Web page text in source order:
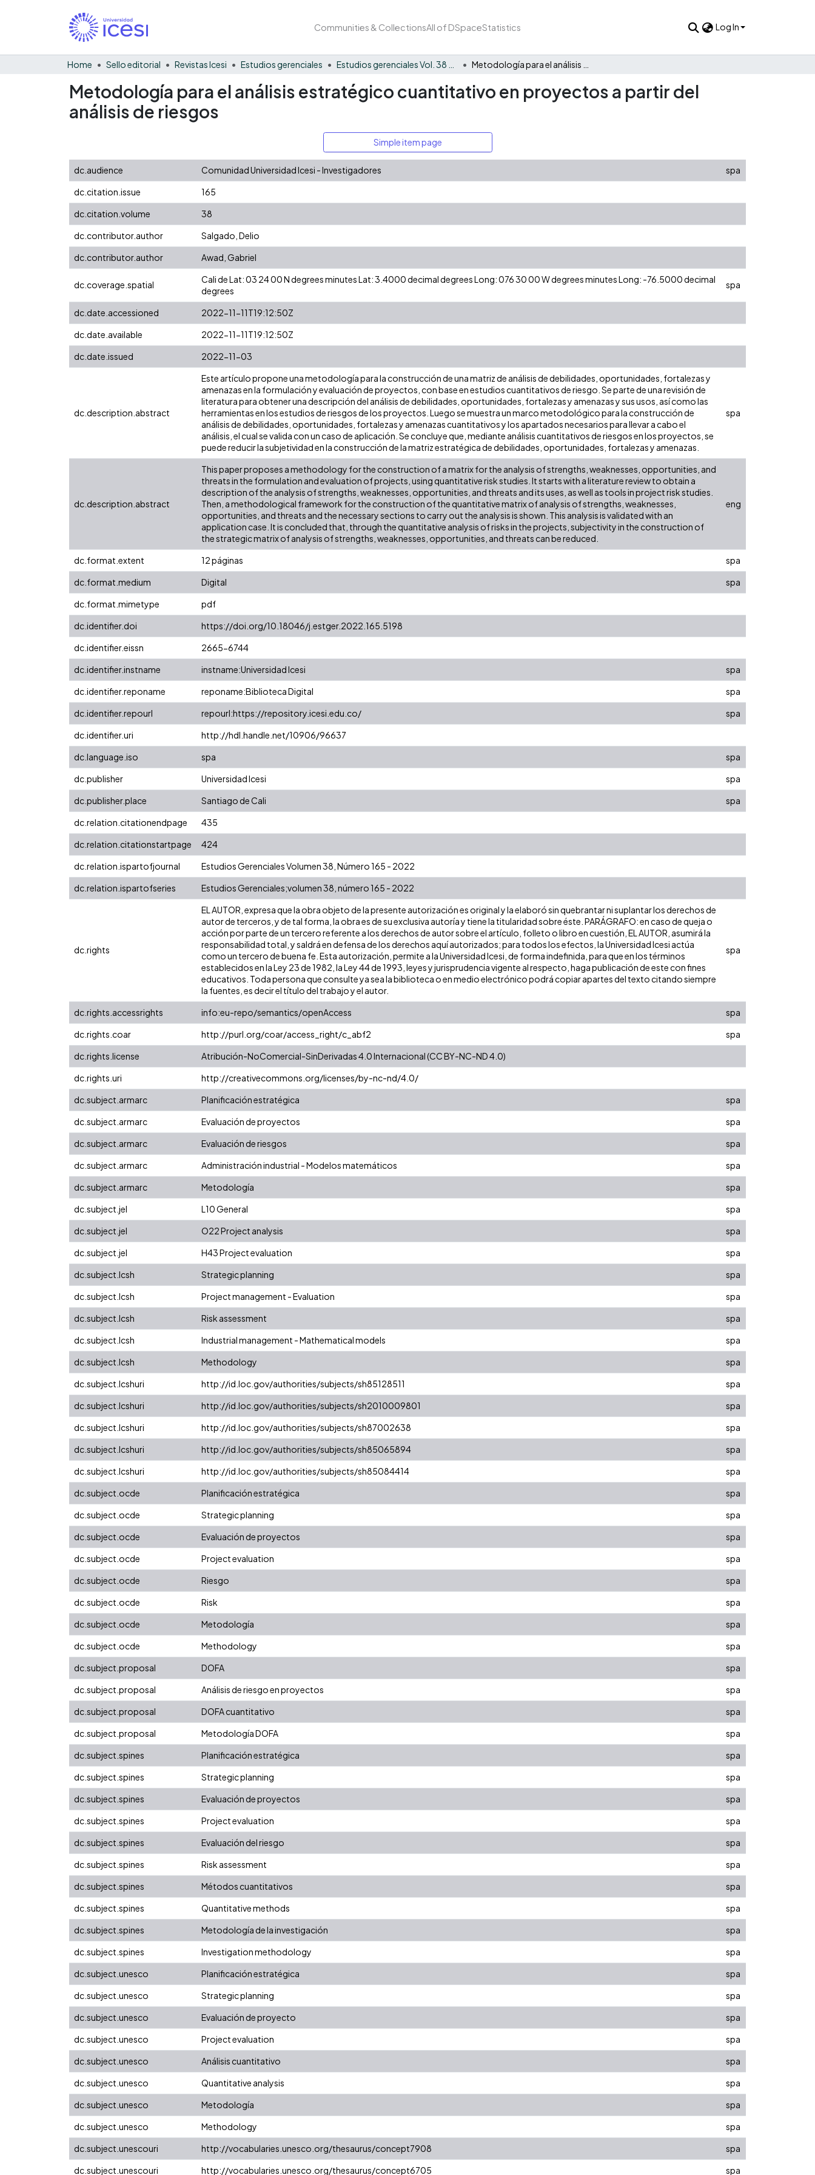
Communities & CollectionsAll of DSpaceStatistics Log In
Home Sello editorial Revistas Icesi Estudios gerenciales
Metodología para el análisis estratégico cuantitativo en proyectos a partir del
análisis de riesgos
Simple item page
dc.audience Comunidad Universidad Icesi - Investigadores
spa
dc.citation.issue
165
dc.citation.volume
38
dc.contributor.author
Salgado, Delio
dc.contributor.author
Awad, Gabriel
dc.coverage.spatial
Cali de Lat: 03 24 00 N degrees minutes Lat: 3.4000 decimal degrees Long: 076 30 00 W degrees minutes Long: -76.5000 decimal
degrees
spa
dc.date.accessioned
2022-11-11T19:12:50Z
dc.date.available
2022-11-11T19:12:50Z
dc.date.issued
2022-11-03
dc.description.abstract
Este artículo propone una metodología para la construcción de una matriz de análisis de debilidades, oportunidades, fortalezas y
amenazas en la formulación y evaluación de proyectos, con base en estudios cuantitativos de riesgo. Se parte de una revisión de
literatura para obtener una descripción del análisis de debilidades, oportunidades, fortalezas y amenazas y sus usos, así como las
herramientas en los estudios de riesgos de los proyectos. Luego se muestra un marco metodológico para la construcción de
análisis de debilidades, oportunidades, fortalezas y amenazas cuantitativos y los apartados necesarios para llevar a cabo el
análisis, el cual se valida con un caso de aplicación. Se concluye que, mediante análisis cuantitativos de riesgos en los proyectos, se
puede reducir la subjetividad en la construcción de la matriz estratégica de debilidades, oportunidades, fortalezas y amenazas.
spa
dc.description.abstract
This paper proposes a methodology for the construction of a matrix for the analysis of strengths, weaknesses, opportunities, and
threats in the formulation and evaluation of projects, using quantitative risk studies. It starts with a literature review to obtain a
description of the analysis of strengths, weaknesses, opportunities, and threats and its uses, as well as tools in project risk studies.
Then, a methodological framework for the construction of the quantitative matrix of analysis of strengths, weaknesses,
opportunities, and threats and the necessary sections to carry out the analysis is shown. This analysis is validated with an
application case. It is concluded that, through the quantitative analysis of risks in the projects, subjectivity in the construction of
the strategic matrix of analysis of strengths, weaknesses, opportunities, and threats can be reduced.
eng
dc.format.extent 12 páginas
spa
dc.format.medium
Digital
spa
dc.format.mimetype
pdf
dc.identifier.doi
https://doi.org/10.18046/j.estger.2022.165.5198
dc.identifier.eissn
2665-6744
dc.identifier.instname
instname:Universidad Icesi
spa
dc.identifier.reponame
reponame:Biblioteca Digital
spa
dc.identifier.repourl
repourl:https://repository.icesi.edu.co/
spa
dc.identifier.uri
http://hdl.handle.net/10906/96637
dc.language.iso
spa
spa
dc.publisher
Universidad Icesi
spa
dc.publisher.place
Santiago de Cali
spa
dc.relation.citationendpage
435
dc.relation.citationstartpage
424
dc.relation.ispartofjournal
Estudios Gerenciales Volumen 38, Número 165 - 2022
dc.relation.ispartofseries
Estudios Gerenciales;volumen 38, número 165 - 2022
dc.rights
EL AUTOR, expresa que la obra objeto de la presente autorización es original y la elaboró sin quebrantar ni suplantar los derechos de
autor de terceros, y de tal forma, la obra es de su exclusiva autoría y tiene la titularidad sobre éste. PARÁGRAFO: en caso de queja o
acción por parte de un tercero referente a los derechos de autor sobre el artículo, folleto o libro en cuestión, EL AUTOR, asumirá la
responsabilidad total, y saldrá en defensa de los derechos aquí autorizados; para todos los efectos, la Universidad Icesi actúa
como un tercero de buena fe. Esta autorización, permite a la Universidad Icesi, de forma indefinida, para que en los términos
establecidos en la Ley 23 de 1982, la Ley 44 de 1993, leyes y jurisprudencia vigente al respecto, haga publicación de este con fines
educativos. Toda persona que consulte ya sea la biblioteca o en medio electrónico podrá copiar apartes del texto citando siempre
la fuentes, es decir el título del trabajo y el autor.
spa
dc.rights.accessrights info:eu-repo/semantics/openAccess
spa
dc.rights.coar
http://purl.org/coar/access_right/c_abf2
spa
dc.rights.license
Atribución-NoComercial-SinDerivadas 4.0 Internacional (CC BY-NC-ND 4.0)
dc.rights.uri
http://creativecommons.org/licenses/by-nc-nd/4.0/
dc.subject.armarc
Planificación estratégica
spa
dc.subject.armarc
Evaluación de proyectos
spa
dc.subject.armarc
Evaluación de riesgos
spa
dc.subject.armarc
Administración industrial - Modelos matemáticos
spa
dc.subject.armarc
Metodología
spa
dc.subject.jel
L10 General
spa
dc.subject.jel
O22 Project analysis
spa
dc.subject.jel
H43 Project evaluation
spa
dc.subject.lcsh
Strategic planning
spa
dc.subject.lcsh
Project management - Evaluation
spa
dc.subject.lcsh
Risk assessment
spa
dc.subject.lcsh
Industrial management - Mathematical models
spa
dc.subject.lcsh
Methodology
spa
dc.subject.lcshuri
http://id.loc.gov/authorities/subjects/sh85128511
spa
dc.subject.lcshuri
http://id.loc.gov/authorities/subjects/sh2010009801
spa
dc.subject.lcshuri
http://id.loc.gov/authorities/subjects/sh87002638
spa
dc.subject.lcshuri
http://id.loc.gov/authorities/subjects/sh85065894
spa
dc.subject.lcshuri
http://id.loc.gov/authorities/subjects/sh85084414
spa
dc.subject.ocde
Planificación estratégica
spa
dc.subject.ocde
Strategic planning
spa
dc.subject.ocde
Evaluación de proyectos
spa
dc.subject.ocde
Project evaluation
spa
dc.subject.ocde
Riesgo
spa
dc.subject.ocde
Risk
spa
dc.subject.ocde
Metodología
spa
dc.subject.ocde
Methodology
spa
dc.subject.proposal
DOFA
spa
dc.subject.proposal
Análisis de riesgo en proyectos
spa
dc.subject.proposal
DOFA cuantitativo
spa
dc.subject.proposal
Metodología DOFA
spa
dc.subject.spines
Planificación estratégica
spa
dc.subject.spines
Strategic planning
spa
dc.subject.spines
Evaluación de proyectos
spa
dc.subject.spines
Project evaluation
spa
dc.subject.spines
Evaluación del riesgo
spa
dc.subject.spines
Risk assessment
spa
dc.subject.spines
Métodos cuantitativos
spa
dc.subject.spines
Quantitative methods
spa
dc.subject.spines
Metodología de la investigación
spa
dc.subject.spines
Investigation methodology
spa
dc.subject.unesco
Planificación estratégica
spa
dc.subject.unesco
Strategic planning
spa
dc.subject.unesco
Evaluación de proyecto
spa
dc.subject.unesco
Project evaluation
spa
dc.subject.unesco
Análisis cuantitativo
spa
dc.subject.unesco
Quantitative analysis
spa
dc.subject.unesco
Metodología
spa
dc.subject.unesco
Methodology
spa
dc.subject.unescouri
http://vocabularies.unesco.org/thesaurus/concept7908
spa
dc.subject.unescouri
http://vocabularies.unesco.org/thesaurus/concept6705 spa